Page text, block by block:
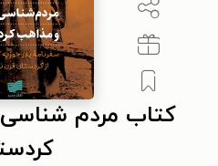
کتاب مردم